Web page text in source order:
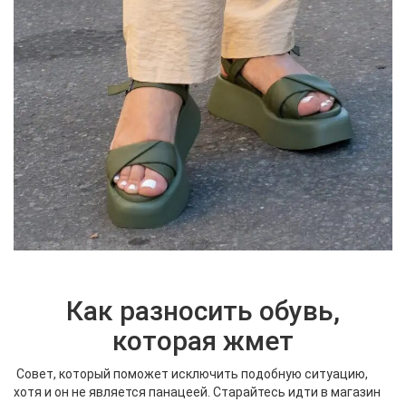
Как разносить обувь,
которая жмет
Совет, который поможет исключить подобную ситуацию,
хотя и он не является панацеей. Cтарайтесь идти в магазин